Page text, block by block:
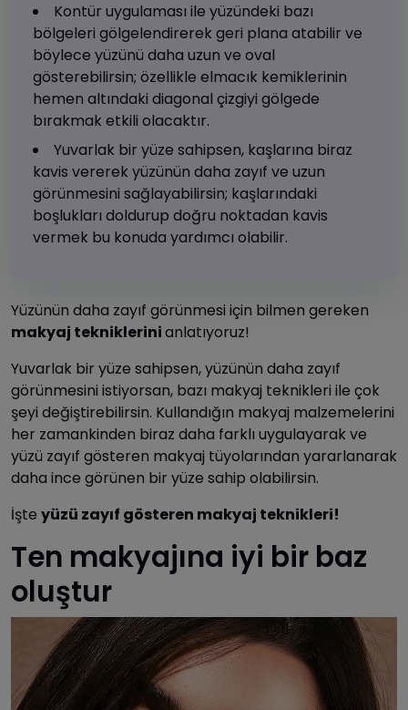
Kontür uygulaması ile yüzündeki bazı
bölgeleri gölgelendirerek geri plana atabilir ve
böylece yüzünü daha uzun ve oval
gösterebilirsin; özellikle elmacık kemiklerinin
hemen altındaki diagonal çizgiyi gölgede
bırakmak etkili olacaktır.
Yuvarlak bir yüze sahipsen, kaşlarına biraz
kavis vererek yüzünün daha zayıf ve uzun
görünmesini sağlayabilirsin; kaşlarındaki
boşlukları doldurup doğru noktadan kavis
vermek bu konuda yardımcı olabilir.
Yüzünün daha zayıf görünmesi için bilmen gereken
makyaj tekniklerinianlatıyoruz!
Yuvarlak bir yüze sahipsen, yüzünün daha zayıf
görünmesini istiyorsan, bazı makyaj teknikleri ile çok
şeyi değiştirebilirsin. Kullandığın makyaj malzemelerini
her zamankinden biraz daha farklı uygulayarak ve
yüzü zayıf gösteren makyaj tüyolarından yararlanarak
daha ince görünen bir yüze sahip olabilirsin.
İşte yüzü zayıf gösteren makyaj teknikleri!
Ten makyajına iyi bir baz
oluştur